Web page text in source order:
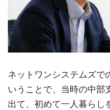
ネットワンシステムズで
いうことで、当時の中部
出て、初めて一人暮らし